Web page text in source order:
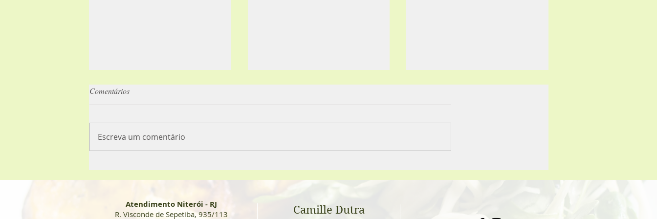
Caloria X Volume
fermentação natural
Comentários
Escreva um comentário
Atendimento Niterói - RJ
R. Visconde de Sepetiba, 935/113 Camille Dutra